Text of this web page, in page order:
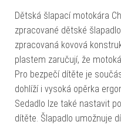
Dětská šlapací motokára
zpracované dětské
zpracovaná kovová
plastem zaručují, že
Pro bezpečí dítěte je
dohlíží i vysoká opěrka
Sedadlo lze také nastavit
dítěte. Šlapadlo umožnuje